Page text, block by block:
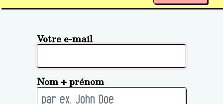
Votre e-mail
Nom + prénom